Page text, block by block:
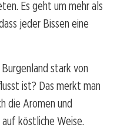
Es geht um mehr als
jeder Bissen eine
stark von
ist? Das merkt man
die Aromen und
köstliche Weise.